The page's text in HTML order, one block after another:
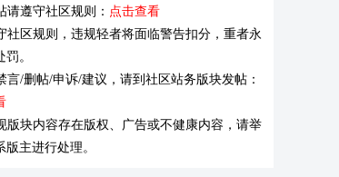
请遵守社区规则： 点击查看
社区规则，违规轻者将面临警告扣分，重者永
。
言/删帖/申诉/建议，请到社区站务版块发帖：
版块内容存在版权、广告或不健康内容，请举
版主进行处理。